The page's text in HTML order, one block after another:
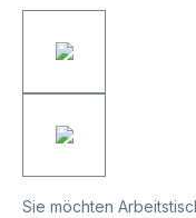
Sie möchten